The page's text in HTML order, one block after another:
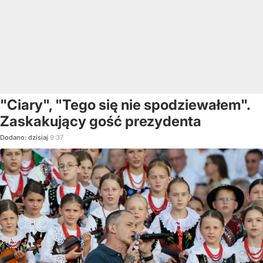
"Ciary", "Tego się nie spodziewałem".
Zaskakujący gość prezydenta
Dodano: dzisiaj 9:37